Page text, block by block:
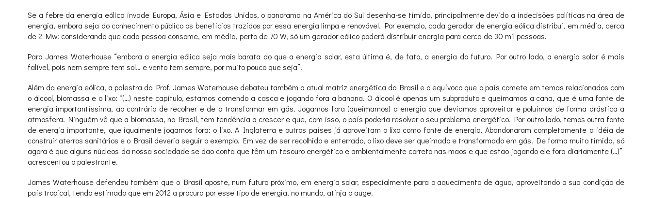
Se a febre da energia eólica invade Europa, Ásia e Estados Unidos, o panorama na América do Sul desenha-se tímido, principalmente devido a indecisões políticas na área de
energia, embora seja do conhecimento público os benefícios trazidos por essa energia limpa e renovável. Por exemplo, cada gerador de energia eólica distribui, em média, cerca
de 2 Mw: considerando que cada pessoa consome, em média, perto de 70 W, só um gerador eólico poderá distribuir energia para cerca de 30 mil pessoas.
Para James Waterhouse “embora a energia eólica seja mais barata do que a energia solar, esta última é, de fato, a energia do futuro. Por outro lado, a energia solar é mais
falível, pois nem sempre tem sol… e vento tem sempre, por muito pouco que seja”.
Além da energia eólica, a palestra do Prof. James Waterhouse debateu também a atual matriz energética do Brasil e o equívoco que o país comete em temas relacionados com
o álcool, biomassa e o lixo: “(…) neste capítulo, estamos comendo a casca e jogando fora a banana. O álcool é apenas um subproduto e queimamos a cana, que é uma fonte de
energia importantíssima, ao contrário de recolher e de a transformar em gás. Jogamos fora (queimamos) a energia que devíamos aproveitar e poluímos de forma drástica a
atmosfera. Ninguém vê que a biomassa, no Brasil, tem tendência a crescer e que, com isso, o país poderia resolver o seu problema energético. Por outro lado, temos outra fonte
de energia importante, que igualmente jogamos fora: o lixo. A Inglaterra e outros países já aproveitam o lixo como fonte de energia. Abandonaram completamente a idéia de
construir aterros sanitários e o Brasil deveria seguir o exemplo. Em vez de ser recolhido e enterrado, o lixo deve ser queimado e transformado em gás. De forma muito tímida, só
agora é que alguns núcleos da nossa sociedade se dão conta que têm um tesouro energético e ambientalmente correto nas mãos e que estão jogando ele fora diariamente (…)”
acrescentou o palestrante.
James Waterhouse defendeu também que o Brasil aposte, num futuro próximo, em energia solar, especialmente para o aquecimento de água, aproveitando a sua condição de
país tropical, tendo estimado que em 2012 a procura por esse tipo de energia, no mundo, atinja o auge.